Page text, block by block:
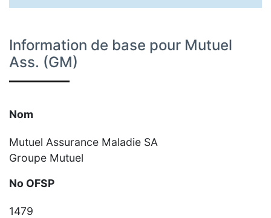
Information de base pour Mutuel
Ass. (GM)
Nom
Mutuel Assurance Maladie SA
Groupe Mutuel
No OFSP
1479